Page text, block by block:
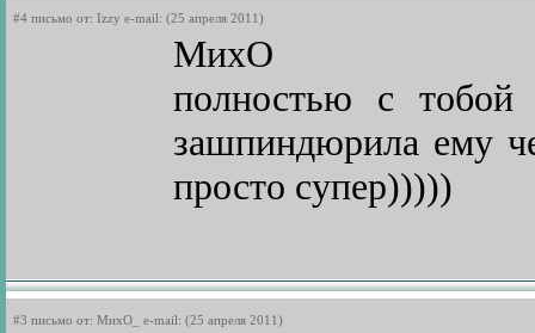
#4 письмо от: Izzy e-mail: (25 апреля 2011)
МихО
полностью с
зашпиндюрила ему
просто супер)))))
#3 письмо от: МихО_ e-mail: (25 апреля 2011)